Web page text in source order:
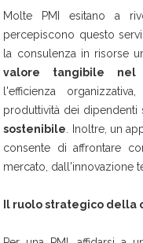
Molte PMI esitano a
percepiscono questo
la consulenza in risorse
valore tangibile nel
l'efficienza
produttività dei dipendenti
sostenibile . Inoltre, un
consente di affrontare
mercato, dall'innovazione
Il ruolo strategico della